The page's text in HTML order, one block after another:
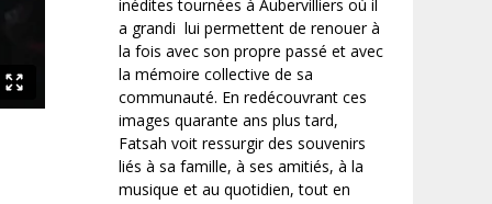
inédites tournées à Aubervilliers où il
a grandi lui permettent de renouer à
la fois avec son propre passé et avec
la mémoire collective de sa
communauté. En redécouvrant ces
images quarante ans plus tard,
Fatsah voit ressurgir des souvenirs
liés à sa famille, à ses amitiés, à la
musique et au quotidien, tout en